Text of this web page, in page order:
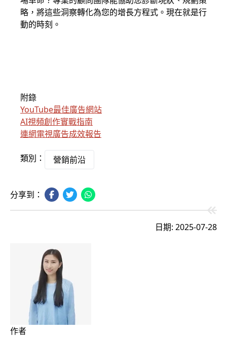
略，將這些洞察轉化為您的增長方程式。現在就是行
動的時刻。
附錄
YouTube最佳廣告網站
AI視頻創作實戰指南
連網電視廣告成效報告
類別： 營銷前沿
分享到：
日期: 2025-07-28
作者